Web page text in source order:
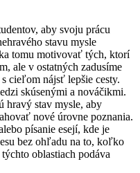
aby svoju prácu
stavu mysle
tomu motivovať tých, ktorí
ale v ostatných zadusíme
cieľom nájsť lepšie cesty.
skúsenými a nováčikmi.
hravý stav mysle, aby
nové úrovne poznania.
písanie esejí, kde je
bez ohľadu na to, koľko
oblastiach podáva